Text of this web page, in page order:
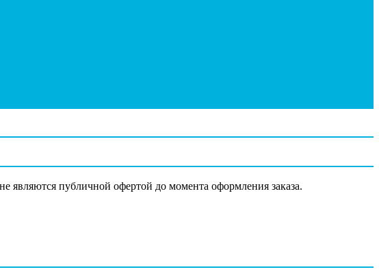
являются публичной офертой до момента оформления заказа.